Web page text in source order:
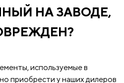
НА ЗАВОДЕ,
используемые в
приобрести у наших дилеров